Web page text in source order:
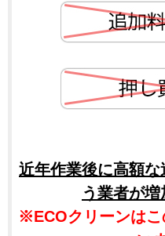
近年作業後に高額
う業者が増
※ECOクリーンはこ